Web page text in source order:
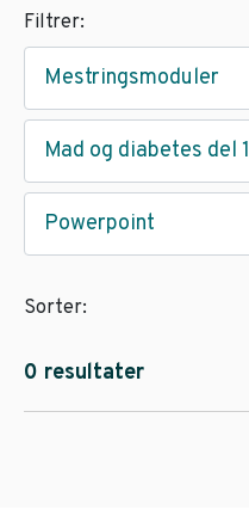
Filtrer:
Mestringsmoduler
Mad og diabetes del 1
Powerpoint
0 resultater
Sorter: